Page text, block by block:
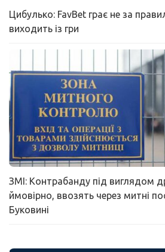
Цибулько: FavBet грає не за
виходить із гри
ЗМІ: Контрабанду під виглядом
ймовірно, ввозять через митні
Буковині